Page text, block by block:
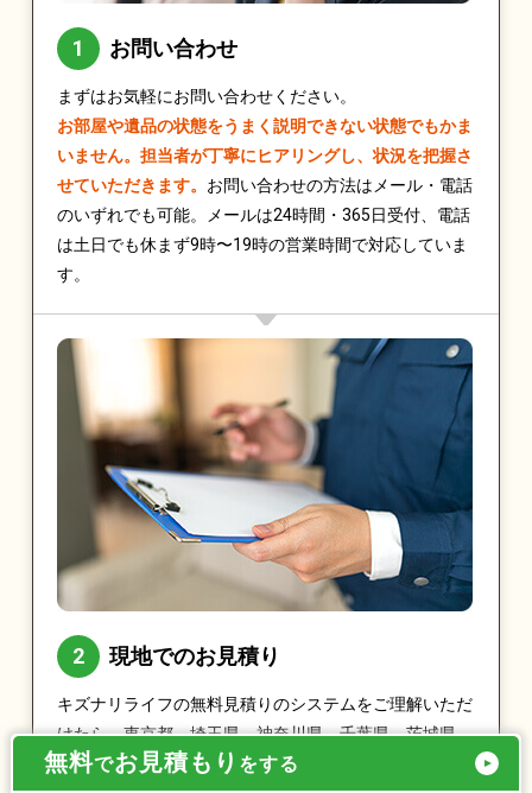
お問い合わせ
まずはお気軽にお問い合わせください。
お部屋や遺品の状態をうまく説明できない状態でもかま
いません。担当者が丁寧にヒアリングし、状況を把握さ
せていただきます。 お問い合わせの方法はメール・電話
のいずれでも可能。メールは24時間・365日受付、電話
は土日でも休まず9時〜19時の営業時間で対応していま
す。
現地でのお見積り
キズナリライフの無料見積りのシステムをご理解いただ
けたら、東京都、埼玉県、神奈川県、千葉県、茨城県、
栃木県、群馬県であれば最短即日で実際に現地をお伺い
無料でお見積もり をする